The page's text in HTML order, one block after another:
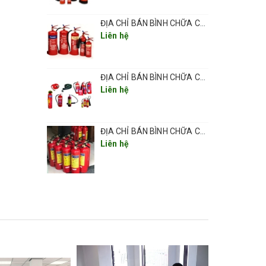
với
ĐỊA CHỈ BÁN BÌNH CHỮA CHÁY UY TÍN ĐẢM BẢO CHẤT LƯỢNG TẠI QUẬN HOÀNG MAI
Liên hệ
ĐỊA CHỈ BÁN BÌNH CHỮA CHÁY UY TÍN ĐẢM BẢO CHẤT LƯỢNG TẠI QUẬN HAI BÀ TRƯNG
Liên hệ
ĐỊA CHỈ BÁN BÌNH CHỮA CHÁY UY TÍN ĐẢM BẢO CHẤT LƯỢNG TẠI QUẬN ĐỐNG ĐA
Liên hệ